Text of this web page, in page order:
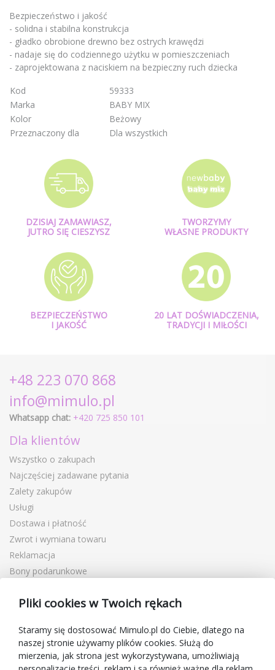
Bezpieczeństwo i jakość
- solidna i stabilna konstrukcja
- gładko obrobione drewno bez ostrych krawędzi
- nadaje się do codziennego użytku w pomieszczeniach
- zaprojektowana z naciskiem na bezpieczny ruch dziecka
Kod
59333
Marka
BABY MIX
Kolor
Beżowy
Przeznaczony dla
Dla wszystkich
DZISIAJ ZAMAWIASZ,
JUTRO SIĘ CIESZYSZ
TWORZYMY
WŁASNE PRODUKTY
BEZPIECZEŃSTWO
I JAKOŚĆ
20 LAT DOŚWIADCZENIA,
TRADYCJI I MIŁOŚCI
+48 223 070 868
info@mimulo.pl
Whatsapp chat: +420 725 850 101
Dla klientów
Wszystko o zakupach
Najczęściej zadawane pytania
Zalety zakupów
Usługi
Dostawa i płatność
Zwrot i wymiana towaru
Reklamacja
Bony podarunkowe
Blog
O sprzedawcy
Mimulo.pl
Regulamin sklepu
Pliki cookies w Twoich rękach
Staramy się dostosować Mimulo.pl do Ciebie, dlatego na
naszej stronie używamy plików cookies. Służą do
mierzenia, jak strona jest wykorzystywana, umożliwiają